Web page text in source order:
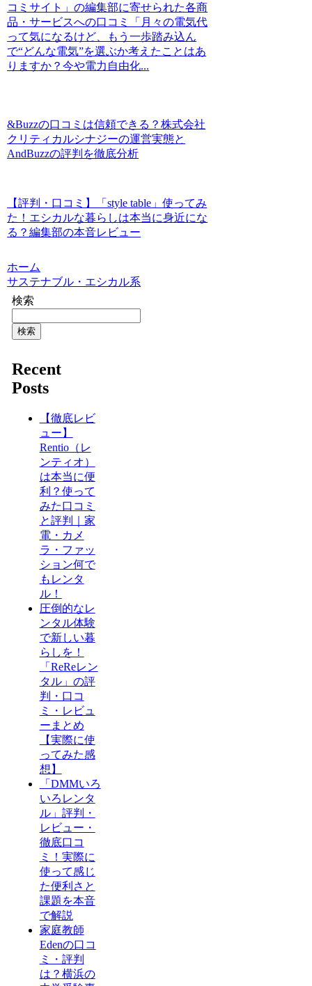
コミサイト」の編集部に寄せられた各商
品・サービスへの口コミ「月々の電気代
って気になるけど、もう一歩踏み込ん
で“どんな電気”を選ぶか考えたことはあ
りますか？今や電力自由化...
&Buzzの口コミは信頼できる？株式会社
クリティカルシナジーの運営実態と
AndBuzzの評判を徹底分析
【評判・口コミ】「style table」使ってみ
た！エシカルな暮らしは本当に身近にな
る？編集部の本音レビュー
ホーム
サステナブル・エシカル系
検索
検索
Recent
Posts
【徹底レビ
ュー】
Rentio（レ
ンティオ）
は本当に便
利？使って
みた口コミ
と評判｜家
電・カメ
ラ・ファッ
ション何で
もレンタ
ル！
圧倒的なレ
ンタル体験
で新しい暮
らしを！
「ReReレン
タル」の評
判・口コ
ミ・レビュ
ーまとめ
【実際に使
ってみた感
想】
「DMMいろ
いろレンタ
ル」評判・
レビュー・
徹底口コ
ミ！実際に
使って感じ
た便利さと
課題を本音
で解説
家庭教師
Edenの口コ
ミ・評判
は？横浜の